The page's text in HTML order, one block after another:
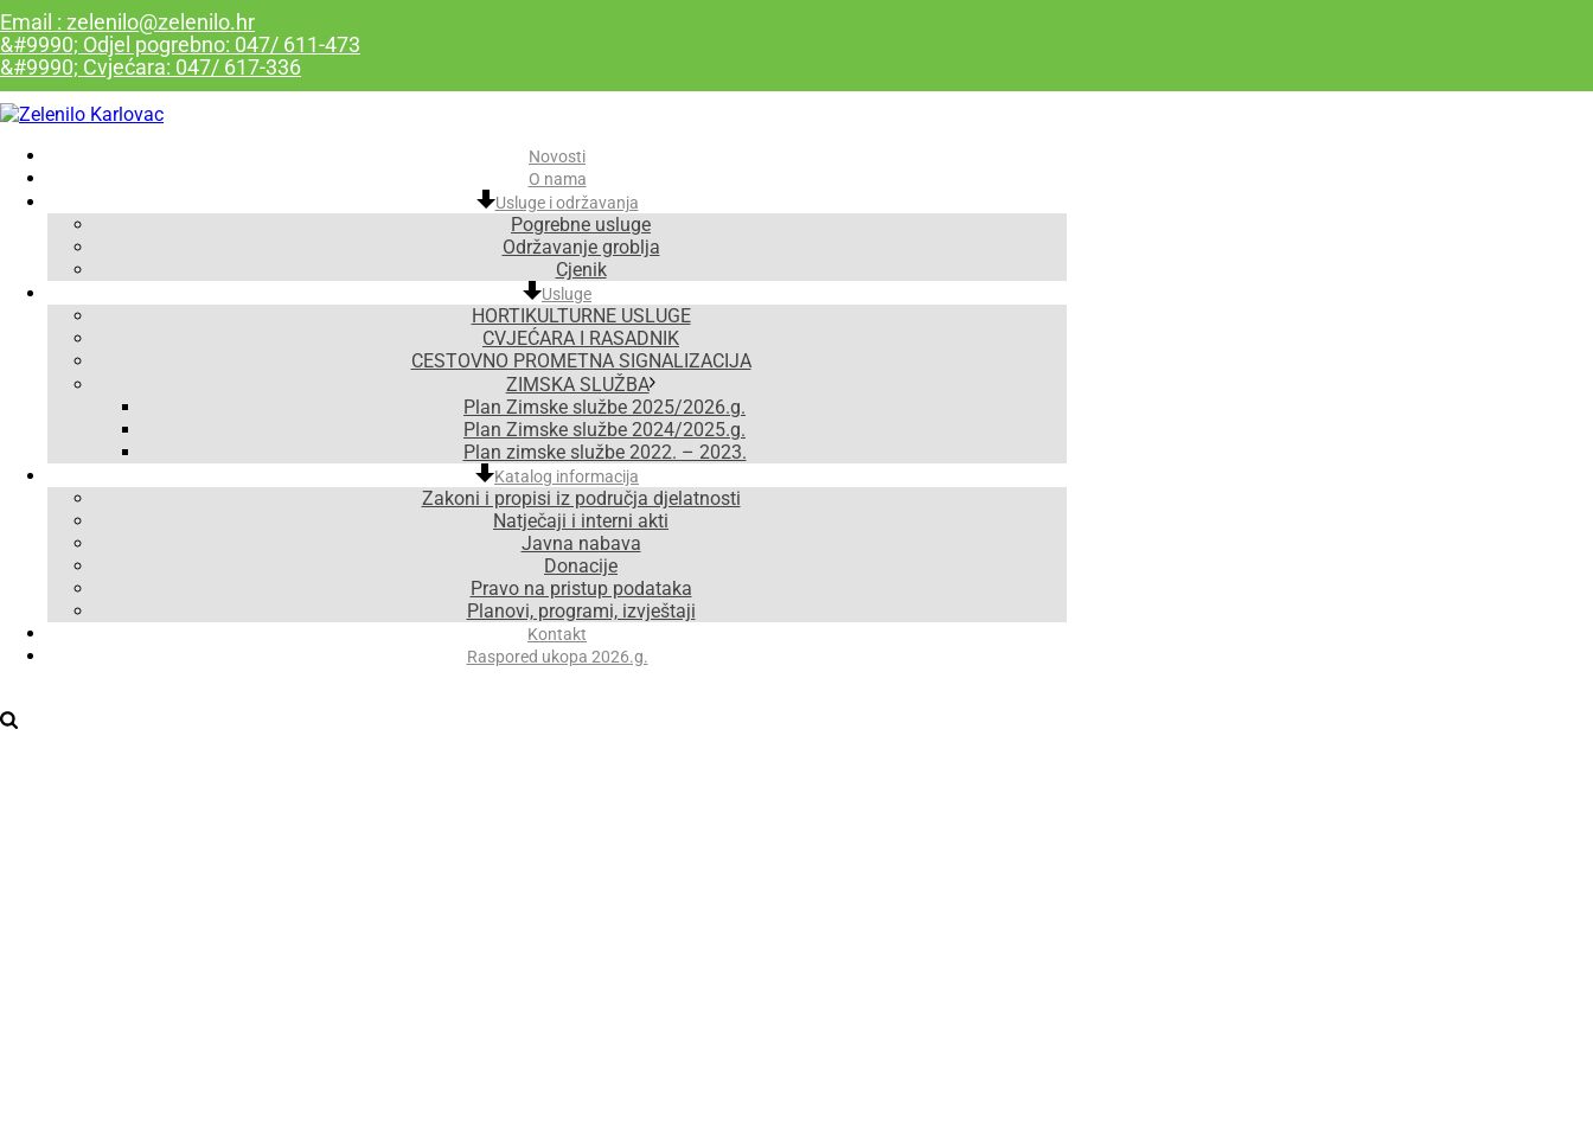
Email : zelenilo@zelenilo.hr
&#9990; Odjel pogrebno: 047/ 611-473
&#9990; Cvjećara: 047/ 617-336
Novosti
O nama
Usluge i održavanja
Pogrebne usluge
Održavanje groblja
Cjenik
Usluge
HORTIKULTURNE USLUGE
CVJEĆARA I RASADNIK
CESTOVNO PROMETNA SIGNALIZACIJA
ZIMSKA SLUŽBA
Plan Zimske službe 2025/2026.g.
Plan Zimske službe 2024/2025.g.
Plan zimske službe 2022. – 2023.
Katalog informacija
Zakoni i propisi iz područja djelatnosti
Natječaji i interni akti
Javna nabava
Donacije
Pravo na pristup podataka
Planovi, programi, izvještaji
Kontakt
Raspored ukopa 2026.g.